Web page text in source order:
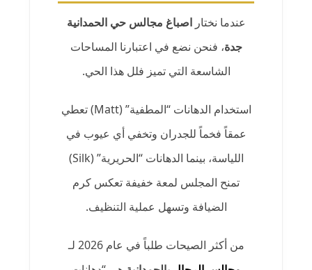
عندما نختاراصباغ مجالس حي الحمدانية
جدة، فنحن نضع في اعتبارنا المساحات
الشاسعة التي تميز فلل هذا الحي.
استخدام الدهانات “المطفية” (Matt) تعطي
عمقاً فخماً للجدران وتخفي أي عيوب في
اللياسة، بينما الدهانات “الحريرية” (Silk)
تمنح المجلس لمعة خفيفة تعكس كرم
الضيافة وتسهل عملية التنظيف.
من أكثر الصيحات طلباً في عام 2026 لـ